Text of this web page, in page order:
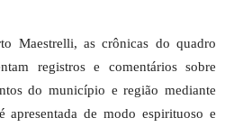
Maestrelli, as crônicas do quadro
registros e comentários sobre
do município e região mediante
apresentada de modo espirituoso e